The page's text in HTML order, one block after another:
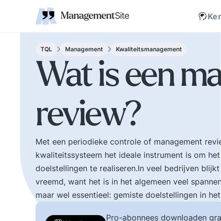
verantwoordelijkheid
en bestuurlijke wijsheid.
Ook de belangrijke
bestuurlijke valkuilen
zoals: verhuftering,
bestuurlijke drukte,
organisatierot en het
prestige. Tips en
ideeen voor goed
bestuur.
Zelforganisatie 'klein
binnen groot'. De
transitie naar een
organisatie. Distributie
van zeggenschap en
naar het laagste niveau
genomen kan
Corporate communicatie
Disruptie
Ethiek, integriteit, moreel kompas
Scholing
Non-profit
jonge leiding geven
kleine letters ervoor en er is contact. Zijn
TQL Management Kwaliteitsmanagement
Wat is een
review?
Met een periodieke controle of management
kwaliteitssysteem het ideale instrument is om
doelstellingen te realiseren.In veel bedrijven
vreemd, want het is in het algemeen veel
maar wel essentieel: gemiste doelstellingen in
Pro-abonnees downloaden